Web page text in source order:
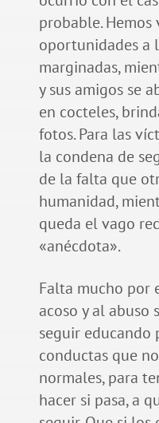
probable.
oportunidades a
marginadas,
y sus amigos se
en cocteles,
fotos. Para las
la condena de
de la falta que
humanidad,
queda el vago
«anécdota».
Falta mucho por
acoso y al abuso
seguir educando
conductas que
normales, para
hacer si pasa, a